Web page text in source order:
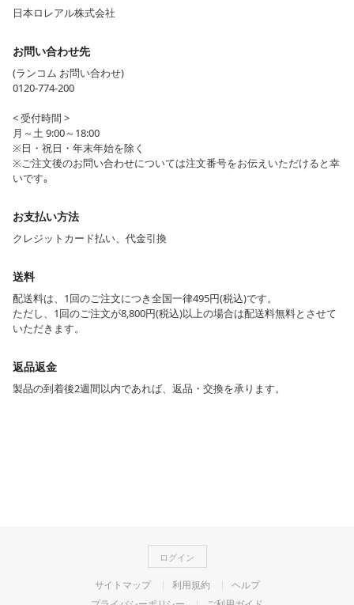
日本ロレアル株式会社
お問い合わせ先
(ランコム お問い合わせ)
0120-774-200
< 受付時間 >
月～土 9:00～18:00
※日・祝日・年末年始を除く
※ご注文後のお問い合わせについては注文番号をお伝えいただけると幸
いです｡
お支払い方法
クレジットカード払い、代金引換
送料
配送料は、1回のご注文につき全国一律495円(税込)です。
ただし、1回のご注文が8,800円(税込)以上の場合は配送料無料とさせて
いただきます。
返品返金
製品の到着後2週間以内であれば、返品・交換を承ります。
ログイン
サイトマップ 利用規約
ヘルプ